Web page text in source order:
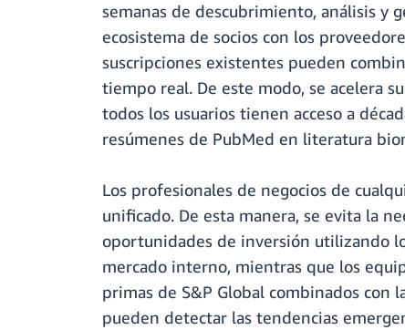
semanas de descubrimiento, análisis y
ecosistema de socios con los
suscripciones existentes pueden
tiempo real. De este modo, se acelera
todos los usuarios tienen acceso a
resúmenes de PubMed en literatura
Los profesionales de negocios de
unificado. De esta manera, se evita la
oportunidades de inversión utilizando
mercado interno, mientras que los
primas de S&P Global combinados con
pueden detectar las tendencias